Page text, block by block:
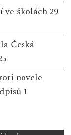
ve školách 29
Česká
novele
1